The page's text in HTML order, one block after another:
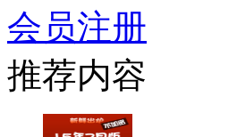
会员注册
推荐内容